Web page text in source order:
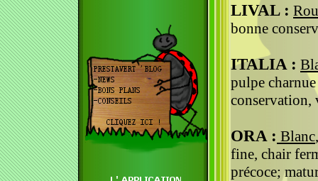
LIVAL :
bonne
ITALIA :
pulpe
conservation,
ORA : Blanc
fine, chair
précoce;